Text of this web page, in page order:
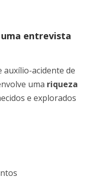
entrevista
auxílio-acidente de
uma riqueza
e explorados